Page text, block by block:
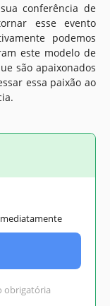
conferência de
esse evento
podemos
este modelo de
são apaixonados
essa paixão ao
obrigatória